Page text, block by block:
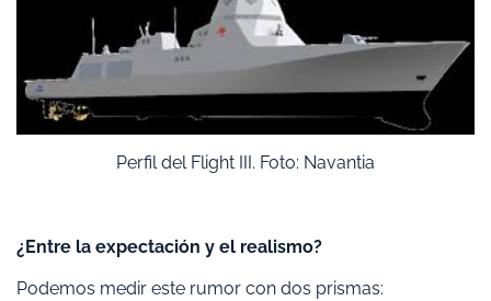
Perfil del Flight III. Foto: Navantia
¿Entre la expectación y el realismo?
Podemos medir este rumor con dos prismas: